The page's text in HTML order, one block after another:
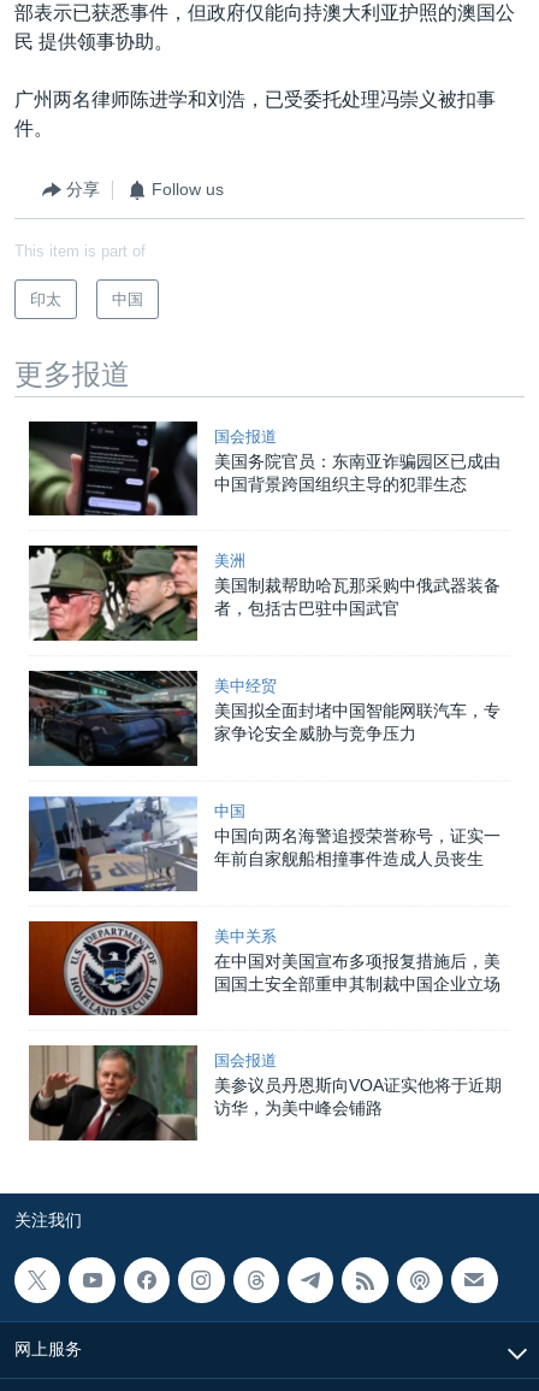
部表示已获悉事件，但政府仅能向持澳大利亚护照的澳国公
民 提供领事协助。
广州两名律师陈进学和刘浩，已受委托处理冯崇义被扣事
件。
分享 Follow us
This item is part of
印太 中国
更多报道
国会报道
美国务院官员：东南亚诈骗园区已成由
中国背景跨国组织主导的犯罪生态
美洲
美国制裁帮助哈瓦那采购中俄武器装备
者，包括古巴驻中国武官
美中经贸
美国拟全面封堵中国智能网联汽车，专
家争论安全威胁与竞争压力
中国
中国向两名海警追授荣誉称号，证实一
年前自家舰船相撞事件造成人员丧生
美中关系
在中国对美国宣布多项报复措施后，美
国国土安全部重申其制裁中国企业立场
国会报道
美参议员丹恩斯向VOA证实他将于近期
访华，为美中峰会铺路
关注我们
网上服务